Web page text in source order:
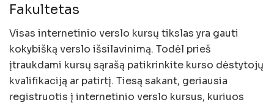
Fakultetas
Visas internetinio verslo kursų tikslas yra gauti
kokybišką verslo išsilavinimą. Todėl prieš
įtraukdami kursų sąrašą patikrinkite kurso dėstytojų
kvalifikaciją ar patirtį. Tiesą sakant, geriausia
registruotis į internetinio verslo kursus, kuriuos